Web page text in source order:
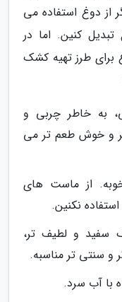
دوغ استفاده می
کنین. اما در
برای طرز تهیه کشک
به خاطر چربی و
و خوش طعم تر می
از ماست های
نکنین.
سفید و لطیف تر،
سنتی تر مناسبه.
با آب سرد.